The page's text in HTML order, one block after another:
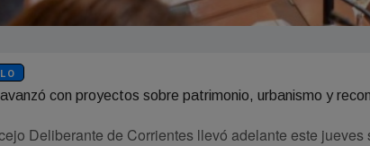
Deliberante de Corrientes llevó adelante este jueves